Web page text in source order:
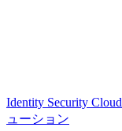
Identity Security Cloud
ューション